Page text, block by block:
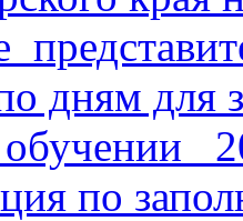
дням для
по